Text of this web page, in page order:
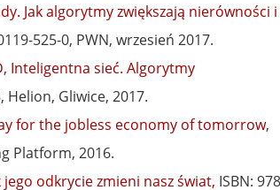
Jak algorytmy zwiększają nierówności i
525-0, PWN, wrzesień 2017.
Inteligentna sieć. Algorytmy
Helion, Gliwice, 2017.
for the jobless economy of tomorrow,
Platform, 2016.
odkrycie zmieni nasz świat, ISBN: